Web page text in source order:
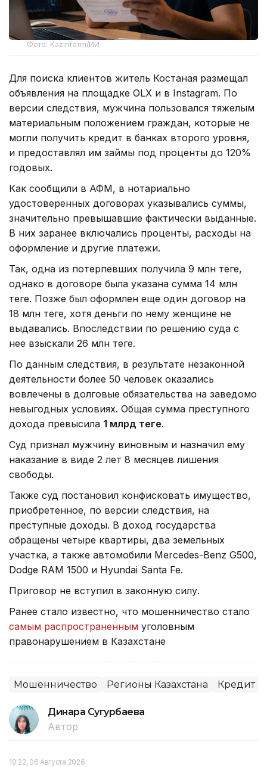
Фото: Kazinform/ИИ
Для поиска клиентов житель Костаная размещал
объявления на площадке OLX и в Instagram. По
версии следствия, мужчина пользовался тяжелым
материальным положением граждан, которые не
могли получить кредит в банках второго уровня,
и предоставлял им займы под проценты до 120%
годовых.
Как сообщили в АФМ, в нотариально
удостоверенных договорах указывались суммы,
значительно превышавшие фактически выданные.
В них заранее включались проценты, расходы на
оформление и другие платежи.
Так, одна из потерпевших получила 9 млн теңге,
однако в договоре была указана сумма 14 млн
теңге. Позже был оформлен еще один договор на
18 млн теңге, хотя деньги по нему женщине не
выдавались. Впоследствии по решению суда с
нее взыскали 26 млн теңге.
По данным следствия, в результате незаконной
деятельности более 50 человек оказались
вовлечены в долговые обязательства на заведомо
невыгодных условиях. Общая сумма преступного
дохода превысила 1 млрд теңге.
Суд признал мужчину виновным и назначил ему
наказание в виде 2 лет 8 месяцев лишения
свободы.
Также суд постановил конфисковать имущество,
приобретенное, по версии следствия, на
преступные доходы. В доход государства
обращены четыре квартиры, два земельных
участка, а также автомобили Mercedes-Benz G500,
Dodge RAM 1500 и Hyundai Santa Fe.
Приговор не вступил в законную силу.
Ранее стало известно, что мошенничество стало
самым распространенным уголовным
правонарушением в Казахстане
Мошенничество Регионы Казахстана Кредит
Динара Сугурбаева
Автор
10:22, 06 Августа 2026